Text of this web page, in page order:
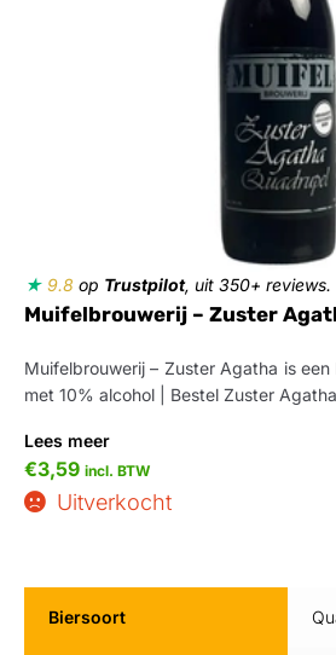
★ 9.8 op Trustpilot, uit 350+ reviews.
Muifelbrouwerij – Zuster
Muifelbrouwerij – Zuster Agatha is
met 10% alcohol | Bestel Zuster
Lees meer
€3,59 incl. BTW
Uitverkocht
Biersoort